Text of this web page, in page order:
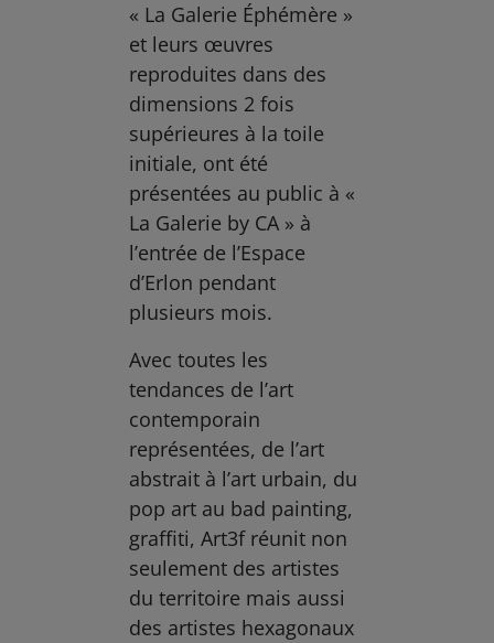
« La Galerie Éphémère »
et leurs œuvres
reproduites dans des
dimensions 2 fois
supérieures à la toile
initiale, ont été
présentées au public à «
La Galerie by CA » à
l’entrée de l’Espace
d’Erlon pendant
plusieurs mois.
Avec toutes les
tendances de l’art
contemporain
représentées, de l’art
abstrait à l’art urbain, du
pop art au bad painting,
graffiti, Art3f réunit non
seulement des artistes
du territoire mais aussi
des artistes hexagonaux